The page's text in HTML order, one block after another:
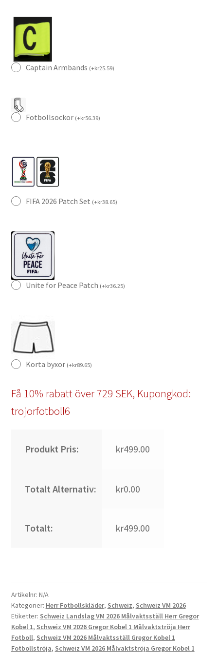
Captain Armbands (+kr25.59)
Fotbollsockor (+kr56.39)
FIFA 2026 Patch Set (+kr38.65)
Unite for Peace Patch (+kr36.25)
Korta byxor (+kr89.65)
Få 10% rabatt över 729 SEK, Kupongkod:
trojorfotboll6
Produkt Pris: kr499.00
Totalt Alternativ: kr0.00
Totalt: kr499.00
Artikelnr: N/A
Kategorier: Herr Fotbollskläder, Schweiz, Schweiz VM 2026
Etiketter: Schweiz Landslag VM 2026 Målvaktsställ Herr Gregor
Kobel 1, Schweiz VM 2026 Gregor Kobel 1 Målvaktströja Herr
Fotboll, Schweiz VM 2026 Målvaktsställ Gregor Kobel 1
Fotbollströja, Schweiz VM 2026 Målvaktströja Gregor Kobel 1